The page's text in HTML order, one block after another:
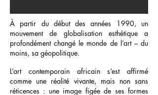
À partir du début des années 1990, un
mouvement de globalisation esthétique a
profondément changé le monde de l’art – du
moins, sa géopolitique.
L’art contemporain africain s’est affirmé
comme une réalité vivante, mais non sans
réticences : une image figée de ses formes